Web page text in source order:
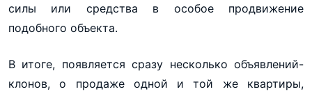
силы или средства в особое продвижение
подобного объекта.
В итоге, появляется сразу несколько объявлений-
клонов, о продаже одной и той же квартиры,